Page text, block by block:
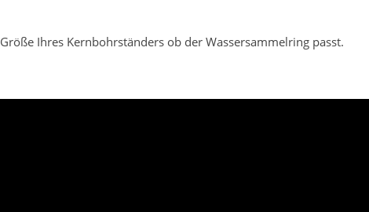
Ihres Kernbohrständers ob der Wassersammelring passt.